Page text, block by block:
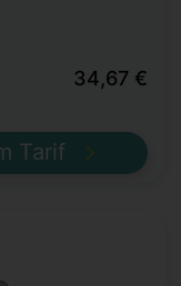
34,67 €
Tarif